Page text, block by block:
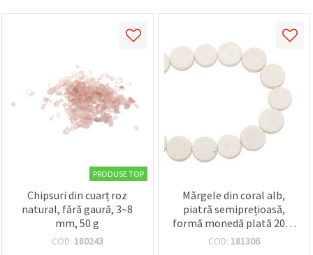
PRODUSE TOP
Chipsuri din cuarț roz
natural, fără gaură, 3~8
mm, 50 g
COD: 180243
Mărgele din coral alb,
piatră semiprețioasă,
formă monedă plată 20x8
mm, polisate, șirag ~20
COD: 181306